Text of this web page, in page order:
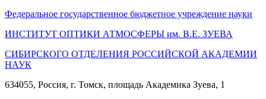
Федеральное государственное бюджетное учреждение науки
ИНСТИТУТ ОПТИКИ АТМОСФЕРЫ им. В.Е. ЗУЕВА
СИБИРСКОГО ОТДЕЛЕНИЯ РОССИЙСКОЙ АКАДЕМИИ
НАУК
634055, Россия, г. Томск, площадь Академика Зуева, 1